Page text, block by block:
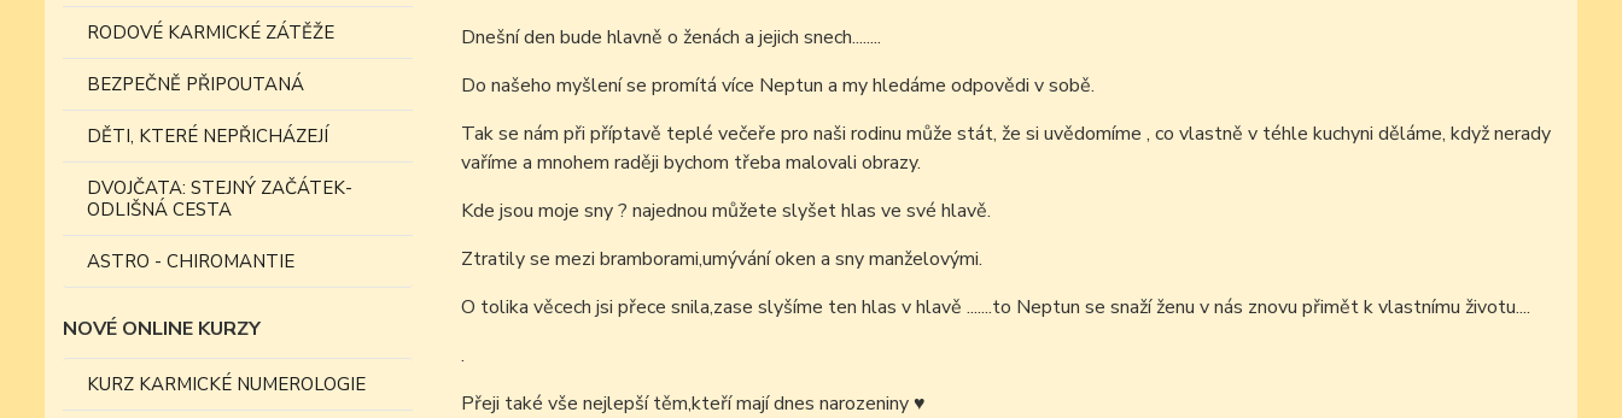
RODOVÉ KARMICKÉ ZÁTĚŽE
BEZPEČNĚ PŘIPOUTANÁ
DĚTI, KTERÉ NEPŘICHÁZEJÍ
DVOJČATA: STEJNÝ ZAČÁTEK-
ODLIŠNÁ CESTA
ASTRO - CHIROMANTIE
NOVÉ ONLINE KURZY
KURZ KARMICKÉ NUMEROLOGIE
Dnešní den bude hlavně o ženách a jejich snech........
Do našeho myšlení se promítá více Neptun a my hledáme odpovědi v sobě.
Tak se nám při příptavě teplé večeře pro naši rodinu může stát, že si uvědomíme , co vlastně v téhle kuchyni děláme, když nerady
vaříme a mnohem raději bychom třeba malovali obrazy.
Kde jsou moje sny ? najednou můžete slyšet hlas ve své hlavě.
Ztratily se mezi bramborami,umývání oken a sny manželovými.
O tolika věcech jsi přece snila,zase slyšíme ten hlas v hlavě .......to Neptun se snaží ženu v nás znovu přimět k vlastnímu životu....
.
Přeji také vše nejlepší těm,kteří mají dnes narozeniny♥